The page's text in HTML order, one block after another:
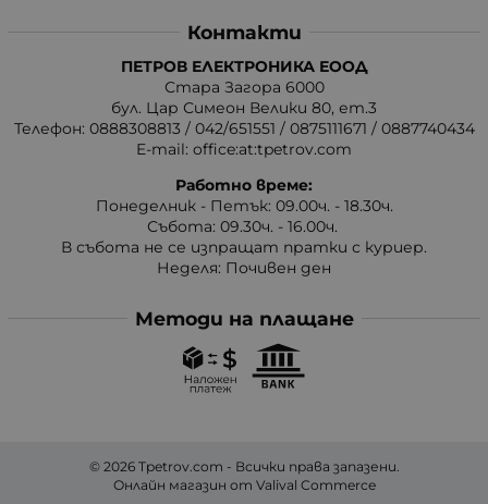
Контакти
ПЕТРОВ ЕЛЕКТРОНИКА ЕООД
Стара Загора 6000
бул. Цар Симеон Велики 80, ет.3
Телефон: 0888308813 / 042/651551 / 0875111671 / 0887740434
E-mail: office:at:tpetrov.com
Работно време:
Понеделник - Петък: 09.00ч. - 18.30ч.
Събота: 09.30ч. - 16.00ч.
В събота не се изпращат пратки с куриер.
Неделя: Почивен ден
Методи на плащане
© 2026 Tpetrov.com - Всички права запазени.
Онлайн магазин от Valival Commerce